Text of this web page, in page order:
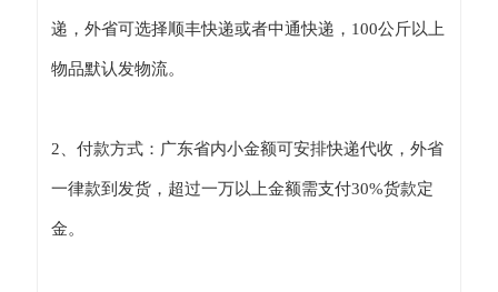
递，外省可选择顺丰快递或者中通快递，100公斤以上
物品默认发物流。
2、付款方式：广东省内小金额可安排快递代收，外省
一律款到发货，超过一万以上金额需支付30%货款定
金。